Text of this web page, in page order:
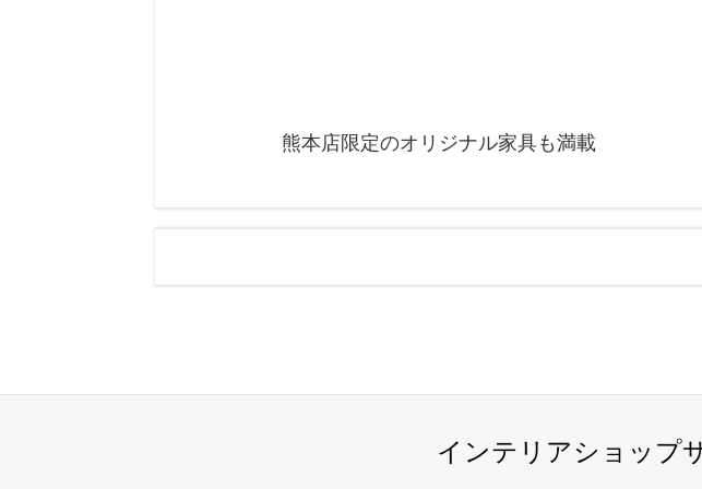
熊本店限定のオリジナル家具も満載
インテリアショップ